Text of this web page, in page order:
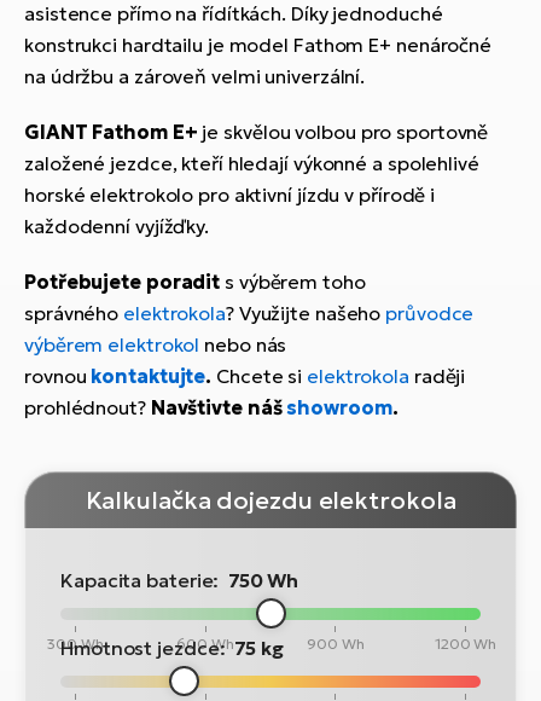
asistence přímo na řídítkách. Díky jednoduché
konstrukci hardtailu je model Fathom E+ nenáročné
na údržbu a zároveň velmi univerzální.
GIANT Fathom E+ je skvělou volbou pro sportovně
založené jezdce, kteří hledají výkonné a spolehlivé
horské elektrokolo pro aktivní jízdu v přírodě i
každodenní vyjížďky.
Potřebujete poradit s výběrem toho
správného elektrokola? Využijte našeho průvodce
výběrem elektrokol nebo nás
rovnou kontaktujte. Chcete si elektrokola raději
prohlédnout? Navštivte nášshowroom.
Kalkulačka dojezdu elektrokola
Kapacita baterie: 750 Wh
300 Wh 600 Wh 900 Wh 1200 Wh
Hmotnost jezdce: 75 kg